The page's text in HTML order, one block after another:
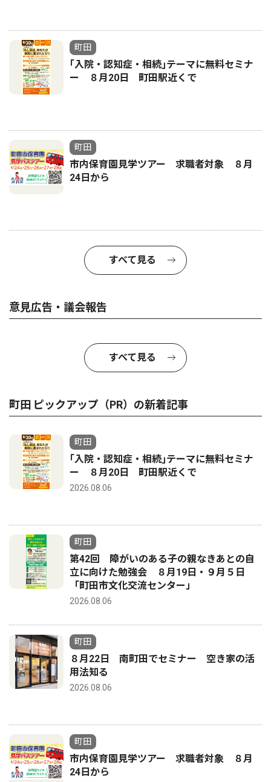
町田
｢入院・認知症・相続｣テーマに無料セミナ
ー ８月20日 町田駅近くで
町田
市内保育園見学ツアー 求職者対象 ８月
24日から
すべて見る
意見広告・議会報告
すべて見る
町田 ピックアップ（PR）の新着記事
町田
｢入院・認知症・相続｣テーマに無料セミナ
ー ８月20日 町田駅近くで
2026.08.06
町田
第42回 障がいのある子の親なきあとの自
立に向けた勉強会 ８月19日・９月５日
「町田市文化交流センター」
2026.08.06
町田
８月22日 南町田でセミナー 空き家の活
用法知る
2026.08.06
町田
市内保育園見学ツアー 求職者対象 ８月
24日から